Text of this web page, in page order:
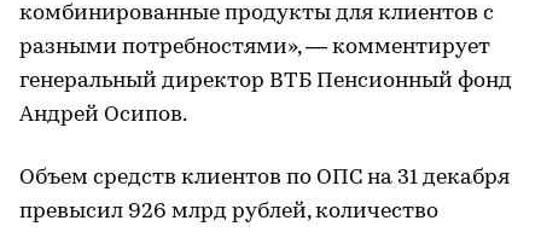
комбинированные продукты для клиентов с
разными потребностями», — комментирует
генеральный директор ВТБ Пенсионный фонд
Андрей Осипов.
Объем средств клиентов по ОПС на 31 декабря
превысил 926 млрд рублей, количество